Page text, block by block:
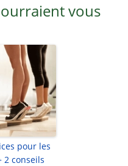
vous
pour les
2 conseils